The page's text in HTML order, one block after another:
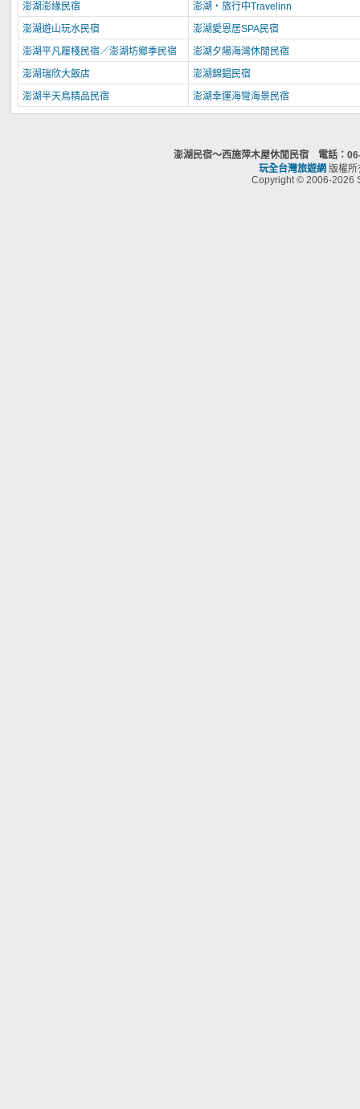
澎湖澎緣民宿
澎湖‧旅行中Travelinn
澎湖遊山玩水民宿
澎湖愛恩居SPA民宿
澎湖平凡履棧民宿／澎湖坊鄉季民宿
澎湖夕陽海灣休閒民宿
澎湖瑞欣大飯店
澎湖錦錩民宿
澎湖半天鳥精品民宿
澎湖幸運海彎海景民宿
澎湖民宿～西施萍木屋休閒民宿 電話：
玩全台灣旅遊網 版權
Copyright © 2006-2026